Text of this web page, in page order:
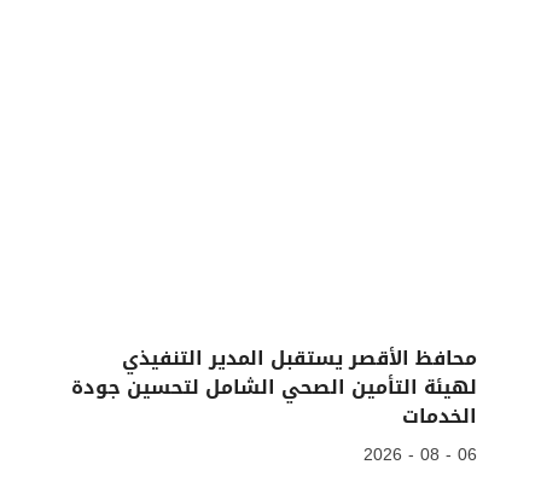
محافظ الأقصر يستقبل المدير التنفيذي
لهيئة التأمين الصحي الشامل لتحسين جودة
الخدمات
06 - 08 - 2026